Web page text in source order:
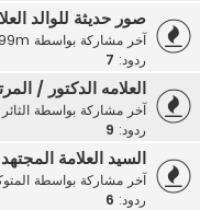
صور حديثة للوالد
آخر مشاركة بواسطة
ردود: 7
العلامه الدكتور /
آخر مشاركة بواسطة
ردود: 9
السيد العلامة
آخر مشاركة بواسطة
ردود: 6